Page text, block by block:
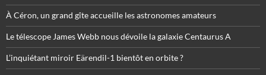
À Céron, un grand gîte accueille les astronomes amateurs
Le télescope James Webb nous dévoile la galaxie Centaurus A
L’inquiétant miroir Eärendil-1 bientôt en orbite ?